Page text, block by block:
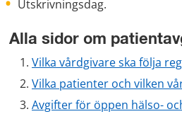
Utskrivningsdag.
Alla sidor om
Vilka vårdgivare ska följa
Vilka patienter och vilken
Avgifter för öppen hälso-